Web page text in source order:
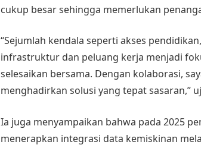
cukup besar sehingga memerlukan
“Sejumlah kendala seperti akses
infrastruktur dan peluang kerja menjadi
selesaikan bersama. Dengan kolaborasi,
menghadirkan solusi yang tepat sasaran,”
Ia juga menyampaikan bahwa pada 2025
menerapkan integrasi data kemiskinan